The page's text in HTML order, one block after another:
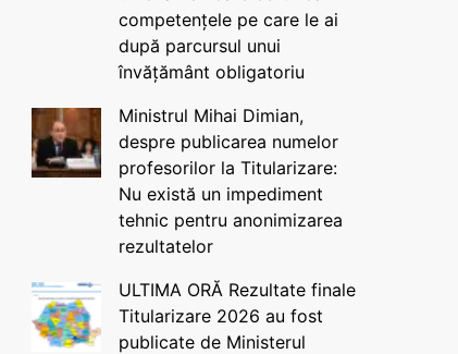
competențele pe care le ai
după parcursul unui
învățământ obligatoriu
Ministrul Mihai Dimian,
despre publicarea numelor
profesorilor la Titularizare:
Nu există un impediment
tehnic pentru anonimizarea
rezultatelor
ULTIMA ORĂ Rezultate finale
Titularizare 2026 au fost
publicate de Ministerul